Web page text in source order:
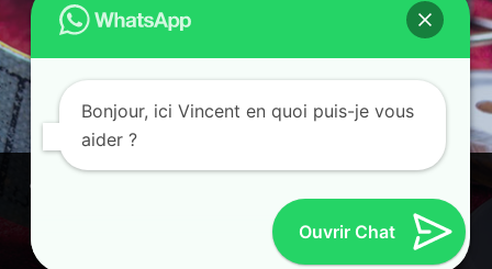
© 2025 AU FILS D’HORUS| All Rights Reserved |
Ce site utilise des cookies. En continuant à parcourir ce site, vous
acceptez leur utilisation.
Bonjour, ici Vincent en quoi puis-je vous
aider ?
Ouvrir Chat